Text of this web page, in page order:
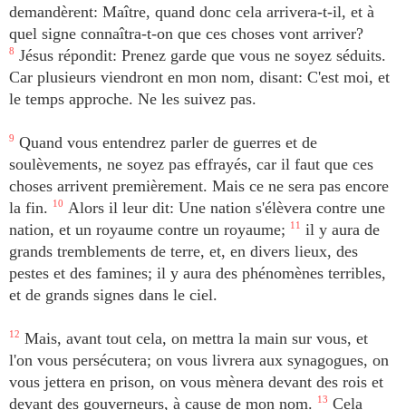
demandèrent: Maître, quand donc cela arrivera-t-il, et à
quel signe connaîtra-t-on que ces choses vont arriver?
8 Jésus répondit: Prenez garde que vous ne soyez séduits.
Car plusieurs viendront en mon nom, disant: C'est moi, et
le temps approche. Ne les suivez pas.
9 Quand vous entendrez parler de guerres et de
soulèvements, ne soyez pas effrayés, car il faut que ces
choses arrivent premièrement. Mais ce ne sera pas encore
la fin.
10 Alors il leur dit: Une nation s'élèvera contre une
nation, et un royaume contre un royaume;
11
il y aura de
grands tremblements de terre, et, en divers lieux, des
pestes et des famines; il y aura des phénomènes terribles,
et de grands signes dans le ciel.
12 Mais, avant tout cela, on mettra la main sur vous, et
l'on vous persécutera; on vous livrera aux synagogues, on
vous jettera en prison, on vous mènera devant des rois et
devant des gouverneurs, à cause de mon nom.
13 Cela